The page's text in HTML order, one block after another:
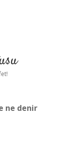
ne denir